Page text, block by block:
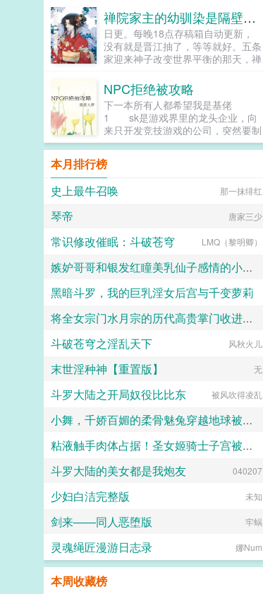
方锦绣决定知恩图报。婆婆重病？小
问题，她采药泡灵泉，分分钟给她治
好。家里没吃的了？小问题，她跟着
一块去打猎还有锦鲤体质，所到之处
养不良？小问题，灵泉滴一滴，什么
植物都能种的活，蔬果随便吃。极品
亲戚眼红他们日子越过越火红来找
茬？小问题，她召唤武力值MAX的
夫君，揍爆他们。什么？你问夫君是
怎么养的这么听话的？宗誉目光灼灼
走过来，媳妇，你要我的命都行，只
要你在我身边，一辈子。...
头目，你竟然让我去做善事，简直岂
有此理。恭喜你杀死东兴乌鸦，救活
众生，奖励善功100点。恭喜你率领
小弟做起了正当生意，奖励善功500
点。恭喜你资助福利院五百万，奖励
兑换各种东西后，沈栋彻底爱上了做
善事。黄志诚一千万善款？你确定捐
款人是洪兴的扛把子？李文彬很难相
信这个与孩子们玩在一起的人是个江
湖大佬。陆启昌沈栋有慈善护体，我
们动不了他。我是洪兴扛把子沈栋，
一不留神，从一个古惑仔变成了港岛
最有名的大富豪和大慈善家。...
禅院家主的幼驯染是隔壁六眼
日更。每晚18点存稿箱自动更新，
没有就是晋江抽了，等等就好。五条
家迎来神子改变世界平衡的那天，禅
出现了一个期待已久的十种影法术，
但让禅院家不满的是，这个遗传了十
种影...
NPC拒绝被攻略
下一本所有人都希望我是基佬
1 sk是游戏界里的龙头企业，向
来只开发竞技游戏的公司，突然要制
作一款号称可玩性最高，真实度最高
的恋爱游戏。 为此，他们向外界
招募一百名特殊员工，不限学
历。 ...
本月排行榜
史上最牛召唤
那一抹绯红
琴帝 唐家三少
常识修改催眠：斗破苍穹 LMQ（黎明卿）
嫉妒哥哥和银发红瞳美乳仙子感情的小萝仙私配秘药自服堕落自慰喷潮，夜袭亲哥哥乱伦交
沙德木刻
黑暗斗罗，我的巨乳淫女后宫与千变萝莉
幸运超商
将全女宗门水月宗的历代高贵掌门收进画中，淫堕为身穿连体黑丝的雌畜肉便器
魂魄静树
斗破苍穹之淫乱天下 风秋火儿
末世淫种神【重置版】 无
斗罗大陆之开局奴役比比东 被风吹得凌乱
小舞，千娇百媚的柔骨魅兔穿越地球被巨根正太降服，沦陷小男孩胯下的绝美人妻
雪月樱
粘液触手肉体占据！圣女姬骑士子宫被改造成淫穴肉巢，在忠犬面前被肏成常时绝顶的怀孕母胎！
煌星铃天闪
斗罗大陆的美女都是我炮友 040207
少妇白洁完整版 未知
剑来——同人恶堕版 牢蜗
灵魂绳匠漫游日志录 娜Num
本周收藏榜